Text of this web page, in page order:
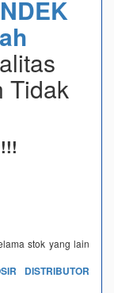
Tidak
stok yang lain
DISTRIBUTOR